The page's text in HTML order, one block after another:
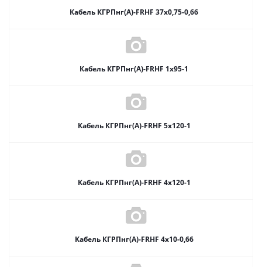
Кабель КГРПнг(А)-FRHF 37х0,75-0,66
Кабель КГРПнг(А)-FRHF 1х95-1
Кабель КГРПнг(А)-FRHF 5х120-1
Кабель КГРПнг(А)-FRHF 4х120-1
Кабель КГРПнг(А)-FRHF 4х10-0,66